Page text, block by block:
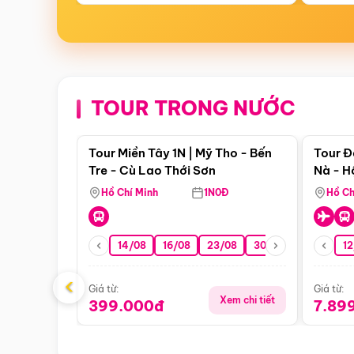
TOUR TRONG NƯỚC
Điểm nổi bật
Tour Miền Tây 1N | Mỹ Tho - Bến
Tre - Cù Lao Thới Sơn
Hồ Chí Minh 1N0Đ
14/08 16/08 23/08 30/08 06/09
Giá từ:
399.000đ Xem chi tiết
Tour
Nà -
Nha
Hồ
Giá từ:
‹